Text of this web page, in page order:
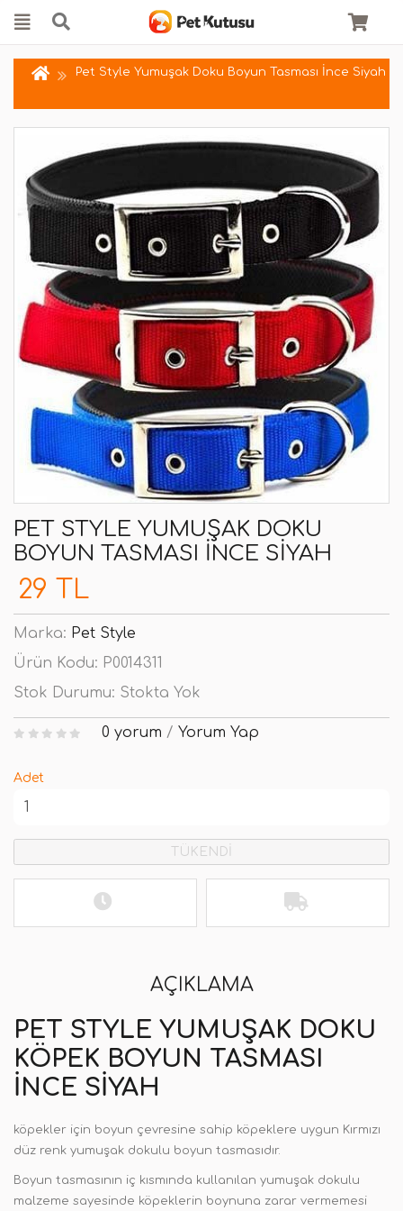
Pet Style Yumuşak Doku Boyun Tasması İnce Siyah
PET STYLE YUMUŞAK DOKU
BOYUN TASMASI İNCE SIYAH
29 TL
Marka: Pet Style
Ürün Kodu: P0014311
Stok Durumu: Stokta Yok
0 yorum / Yorum Yap
Adet
TÜKENDİ
AÇIKLAMA
PET STYLE YUMUŞAK DOKU
KÖPEK BOYUN TASMASI
İNCE SIYAH
köpekler için boyun çevresine sahip köpeklere uygun Kırmızı
düz renk yumuşak dokulu boyun tasmasıdır.
Boyun tasmasının iç kısmında kullanılan yumuşak dokulu
malzeme sayesinde köpeklerin boynuna zarar vermemesi